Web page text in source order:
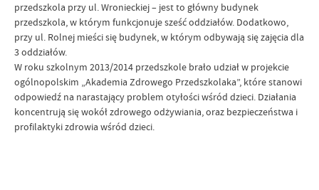
przedszkola przy ul. Wronieckiej – jest to główny budynek
przedszkola, w którym funkcjonuje sześć oddziałów. Dodatkowo,
przy ul. Rolnej mieści się budynek, w którym odbywają się zajęcia dla
3 oddziałów.
W roku szkolnym 2013/2014 przedszkole brało udział w projekcie
ogólnopolskim „Akademia Zdrowego Przedszkolaka”, które stanowi
odpowiedź na narastający problem otyłości wśród dzieci. Działania
koncentrują się wokół zdrowego odżywiania, oraz bezpieczeństwa i
profilaktyki zdrowia wśród dzieci.